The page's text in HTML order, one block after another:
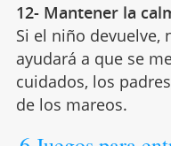
12- Mantener la
Si el niño devuelve,
ayudará a que se
cuidados, los
de los mareos.